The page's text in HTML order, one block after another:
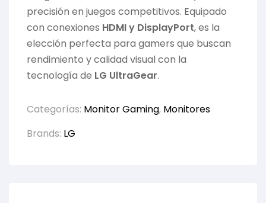
precisión en juegos competitivos. Equipado
con conexiones HDMI y DisplayPort, es la
elección perfecta para gamers que buscan
rendimiento y calidad visual con la
tecnología de LG UltraGear.
Categorías: Monitor Gaming, Monitores
Brands: LG